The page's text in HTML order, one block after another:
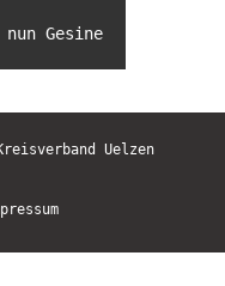
Gesine
Uelzen